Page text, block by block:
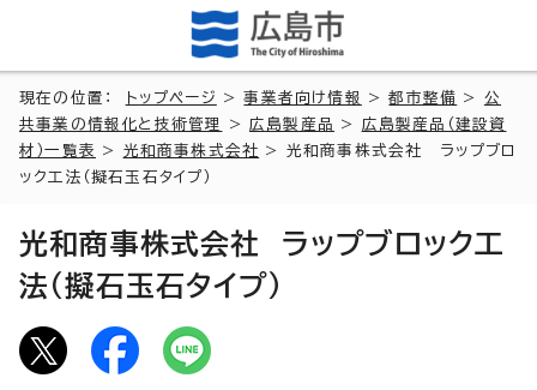
現在の位置： トップページ >事業者向け情報 >都市整備 > 公
共事業の情報化と技術管理
>広島製産品 > 広島製産品（建設資
材）一覧表
> 光和商事株式会社 > 光和商事株式会社 ラップブロ
ック工法（擬石玉石タイプ）
光和商事株式会社 ラップブロック工
法（擬石玉石タイプ）